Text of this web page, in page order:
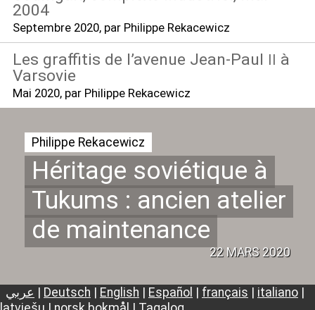
2004
Septembre 2020, par Philippe Rekacewicz
Les graffitis de l’avenue Jean-Paul II à
Varsovie
Mai 2020, par Philippe Rekacewicz
Philippe Rekacewicz
Héritage soviétique à
Tukums : ancien atelier
de maintenance
22 MARS 2020
عربي Deutsch English Español français italiano